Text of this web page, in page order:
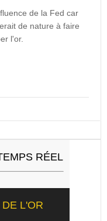
de la Fed car
de nature à faire
l'or.
RÉEL
L'OR